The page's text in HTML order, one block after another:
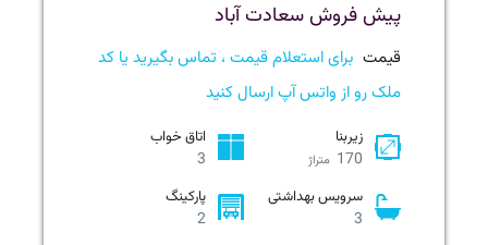
پیش فروش سعادت آباد
قیمت برای استعلام قیمت ، تماس بگیرید یا کد
ملک رو از واتس آپ ارسال کنید
زیربنا
170 متراژ
اتاق خواب
3
سرویس بهداشتی
3
پارکینگ
2